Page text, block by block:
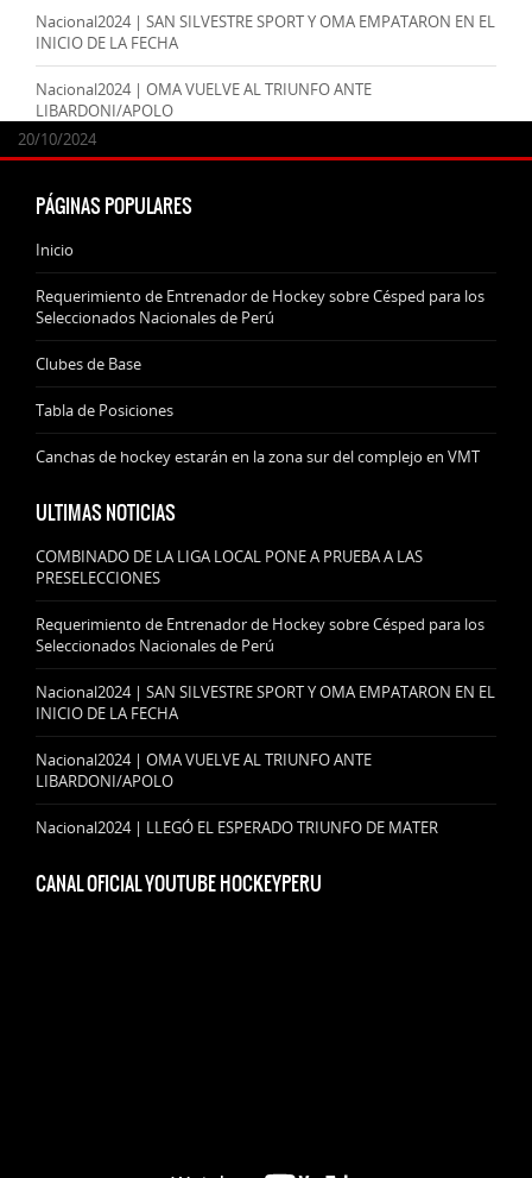
24/09/2025
07/11/2024
Nacional2024 | SAN SILVESTRE SPORT Y OMA EMPATARON EN EL
INICIO DE LA FECHA
20/10/2024
Nacional2024 | OMA VUELVE AL TRIUNFO ANTE
LIBARDONI/APOLO
20/10/2024
PÁGINAS POPULARES
Inicio
Requerimiento de Entrenador de Hockey sobre Césped para los
Seleccionados Nacionales de Perú
Clubes de Base
Tabla de Posiciones
Canchas de hockey estarán en la zona sur del complejo en VMT
ULTIMAS NOTICIAS
COMBINADO DE LA LIGA LOCAL PONE A PRUEBA A LAS
PRESELECCIONES
Requerimiento de Entrenador de Hockey sobre Césped para los
Seleccionados Nacionales de Perú
Nacional2024 | SAN SILVESTRE SPORT Y OMA EMPATARON EN EL
INICIO DE LA FECHA
Nacional2024 | OMA VUELVE AL TRIUNFO ANTE
LIBARDONI/APOLO
Nacional2024 | LLEGÓ EL ESPERADO TRIUNFO DE MATER
CANAL OFICIAL YOUTUBE HOCKEYPERU